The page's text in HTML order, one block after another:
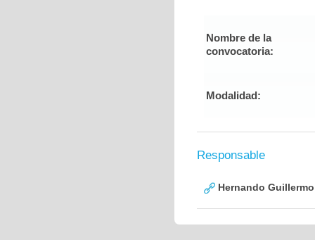
Nombre de la
convocatoria:
Modalidad:
Responsable
Hernando